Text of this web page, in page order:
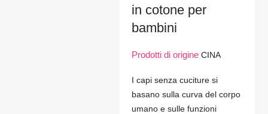
in cotone per
bambini
Prodotti di origine CINA
I capi senza cuciture si
basano sulla curva del corpo
umano e sulle funzioni